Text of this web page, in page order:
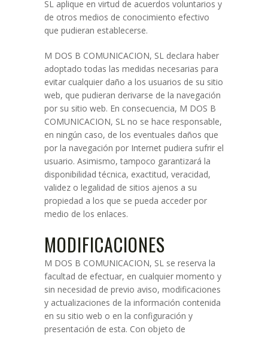
SL aplique en virtud de acuerdos voluntarios y
de otros medios de conocimiento efectivo
que pudieran establecerse.
M DOS B COMUNICACION, SL declara haber
adoptado todas las medidas necesarias para
evitar cualquier daño a los usuarios de su sitio
web, que pudieran derivarse de la navegación
por su sitio web. En consecuencia, M DOS B
COMUNICACION, SL no se hace responsable,
en ningún caso, de los eventuales daños que
por la navegación por Internet pudiera sufrir el
usuario. Asimismo, tampoco garantizará la
disponibilidad técnica, exactitud, veracidad,
validez o legalidad de sitios ajenos a su
propiedad a los que se pueda acceder por
medio de los enlaces.
MODIFICACIONES
M DOS B COMUNICACION, SL se reserva la
facultad de efectuar, en cualquier momento y
sin necesidad de previo aviso, modificaciones
y actualizaciones de la información contenida
en su sitio web o en la configuración y
presentación de esta. Con objeto de